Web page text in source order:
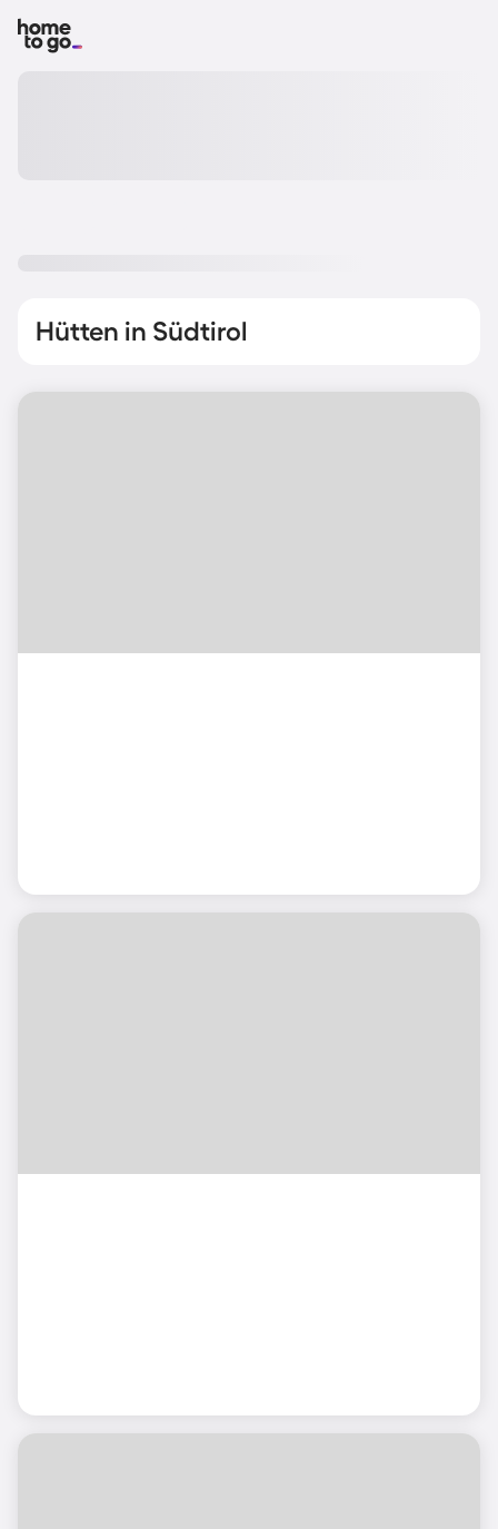
Hütten in Südtirol